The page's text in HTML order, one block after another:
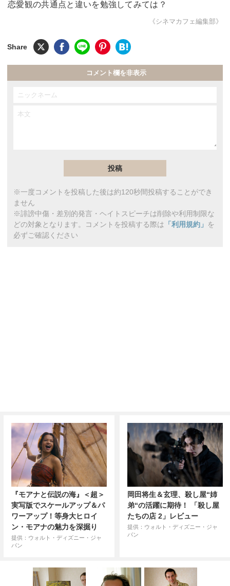
恋愛観の共通点と違いを勉強してみては？
《シネマカフェ編集部》
コメント欄を非表示
※一度コメントを投稿した後は約120秒間投稿することができ
ません
※誹謗中傷・差別的発言・ヘイトスピーチは削除や利用制限な
どの対象となります。コメントを投稿する際は 「利用規約」 を
必ずご確認ください
『モアナと伝説の海』＜超＞
実写版でスケールアップ＆パ
ワーアップ！等身大ヒロイ
ン・モアナの魅力を深掘り
提供：ウォルト・ディズニー・ジャ
パン
岡田将生＆玄理、殺し屋“姉
弟“の活躍に期待！ 「殺し屋
たちの店 2」レビュー
提供：ウォルト・ディズニー・ジャ
パン